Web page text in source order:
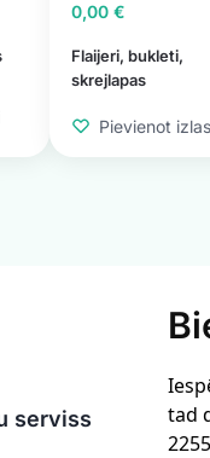
Flaijeri, bukleti,
skrejlapas
0,00€
Pievienot
serviss
tad